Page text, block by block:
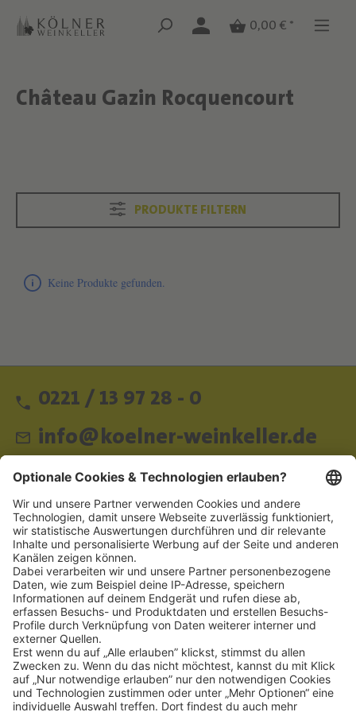
Zum Hauptinhalt springen
Zum Hauptinhalt springen
0,00 € *
Text überspringen
Château Gazin Rocquencourt
Text überspringen
PRODUKTE FILTERN
Keine Produkte gefunden.
0221 / 13 97 28 - 0
info@koelner-weinkeller.de
Schnellzugriff
ZAHLUNGSMETHODEN
SOCIAL
NEWSLETTER
BESUCHEN SIE UNS